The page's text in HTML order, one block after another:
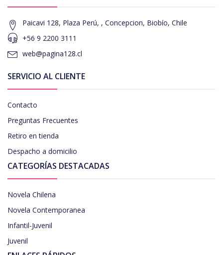
Paicavi 128, Plaza Perú, , Concepcion, Biobío, Chile
+56 9 2200 3111
web@pagina128.cl
SERVICIO AL CLIENTE
Contacto
Preguntas Frecuentes
Retiro en tienda
Despacho a domicilio
CATEGORÍAS DESTACADAS
Novela Chilena
Novela Contemporanea
Infantil-Juvenil
Juvenil